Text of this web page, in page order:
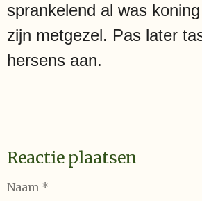
sprankelend al was
zijn metgezel. Pas later
hersens aan.
Reactie plaatsen
Naam *